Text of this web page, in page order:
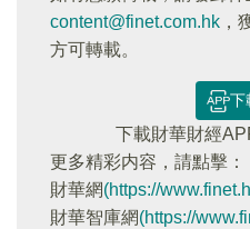
content@finet.com.hk ，
方可轉載。
下
下載財華財經
更多精彩内容，請點擊：
財華網(https://
財華智庫網(https://